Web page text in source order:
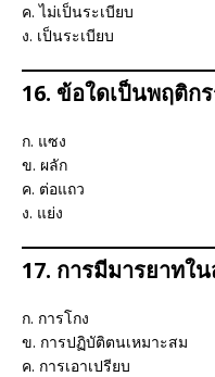
ค. ไม่เป็นระเบียบ
ง. เป็นระเบียบ
16. ข้อใดเป็นพฤติก
ก. แซง
ข. ผลัก
ค. ต่อแถว
ง. แย่ง
17. การมีมารยาทใ
ก. การโกง
ข. การปฏิบัติตนเหมาะสม
ค. การเอาเปรียบ